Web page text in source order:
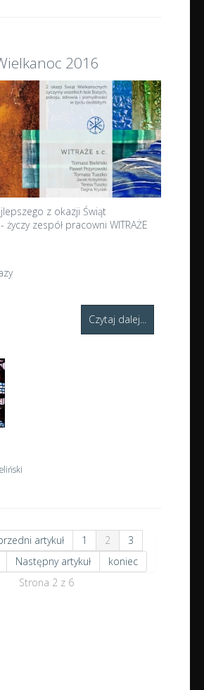
2016
z okazji Świąt
życzy zespół pracowni WITRAŻE
Czytaj dalej...
artykuł 1 2
3
Następny artykuł
koniec
Strona 2 z 6